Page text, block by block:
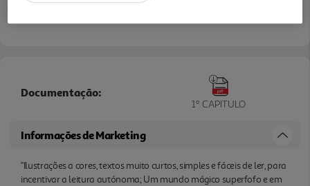
Documentação:
1º CAPITULO
Informações de Marketing
"Ilustrações a cores, textos muito curtos, simples e fáceis de ler, para
incentivar a leitura autónoma; Um mundo mágico superfofo e em